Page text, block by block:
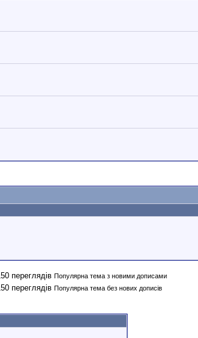
Популярна тема з новими дописами
Популярна тема без нових дописів